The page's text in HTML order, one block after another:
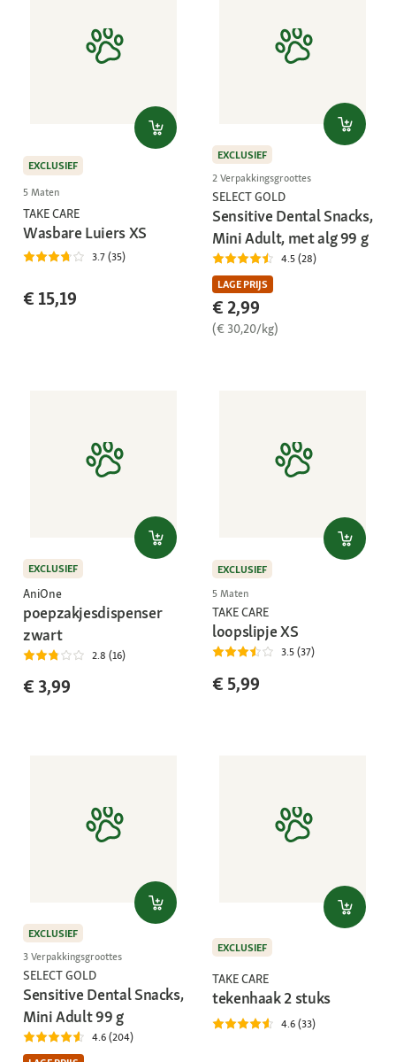
EXCLUSIEF
5 Maten
TAKE CARE
Wasbare Luiers XS
3.7 (35)
€ 15,19
EXCLUSIEF
2 Verpakkingsgroottes
SELECT GOLD
Sensitive Dental Snacks,
Mini Adult, met alg 99 g
4.5 (28)
LAGE PRIJS
€ 2,99
(€ 30,20/kg)
EXCLUSIEF
AniOne
poepzakjesdispenser
zwart
2.8 (16)
€ 3,99
EXCLUSIEF
5 Maten
TAKE CARE
loopslipje XS
3.5 (37)
€ 5,99
EXCLUSIEF
3 Verpakkingsgroottes
SELECT GOLD
Sensitive Dental Snacks,
Mini Adult 99 g
4.6 (204)
EXCLUSIEF
TAKE CARE
tekenhaak 2 stuks
4.6 (33)